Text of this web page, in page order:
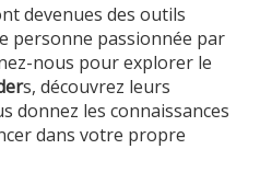
devenues des outils
personne passionnée par
nous pour explorer le
s, découvrez leurs
donnez les connaissances
dans votre propre